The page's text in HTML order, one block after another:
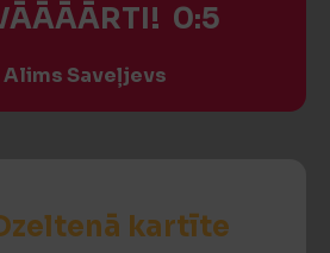
0:5
Alims Saveļjevs
kartīte